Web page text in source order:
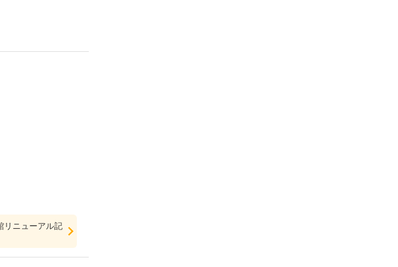
リニューアル記